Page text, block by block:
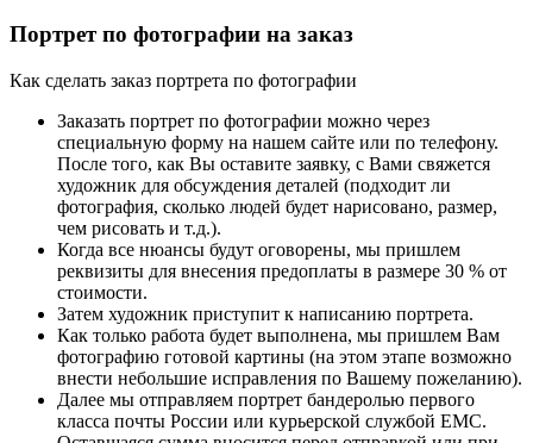
Портрет по фотографии на заказ
Как сделать заказ портрета по фотографии
Заказать портрет по фотографии можно через
специальную форму на нашем сайте или по телефону.
После того, как Вы оставите заявку, с Вами свяжется
художник для обсуждения деталей (подходит ли
фотография, сколько людей будет нарисовано, размер,
чем рисовать и т.д.).
Когда все нюансы будут оговорены, мы пришлем
реквизиты для внесения предоплаты в размере 30 % от
стоимости.
Затем художник приступит к написанию портрета.
Как только работа будет выполнена, мы пришлем Вам
фотографию готовой картины (на этом этапе возможно
внести небольшие исправления по Вашему пожеланию).
Далее мы отправляем портрет бандеролью первого
класса почты России или курьерской службой ЕМС.